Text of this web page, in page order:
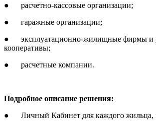
● расчетно-кассовые организации;
● гаражные организации;
● эксплуатационно-жилищные фирмы и
кооперативы;
● расчетные компании.
Подробное описание решения:
● Личный Кабинет для каждого жильца,